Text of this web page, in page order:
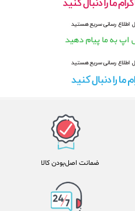
ضمانت اصل‌بودن کالا